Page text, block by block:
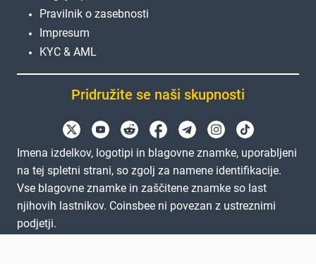
Pravilnik o zasebnosti
Impresum
KYC & AML
Pridružite se naši skupnosti
Imena izdelkov, logotipi in blagovne znamke, uporabljeni
na tej spletni strani, so zgolj za namene identifikacije.
Vse blagovne znamke in zaščitene znamke so last
njihovih lastnikov. Coinsbee ni povezan z ustreznimi
podjetji.